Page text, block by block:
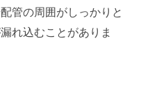
管の周囲がしっかりと
れ込むことがありま